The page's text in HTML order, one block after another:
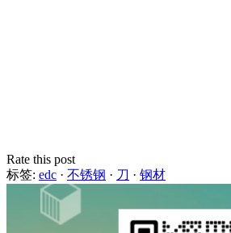
Rate this post
标签: edc · 不锈钢 · 刀 · 钢材